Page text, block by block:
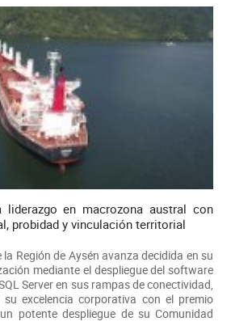
liderazgo en macrozona austral con
probidad y vinculación territorial
Región de Aysén avanza decidida en su
mediante el despliegue del software
Server en sus rampas de conectividad,
excelencia corporativa con el premio
potente despliegue de su Comunidad